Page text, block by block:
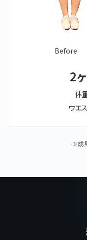
Before
2
体
ウエ
※成